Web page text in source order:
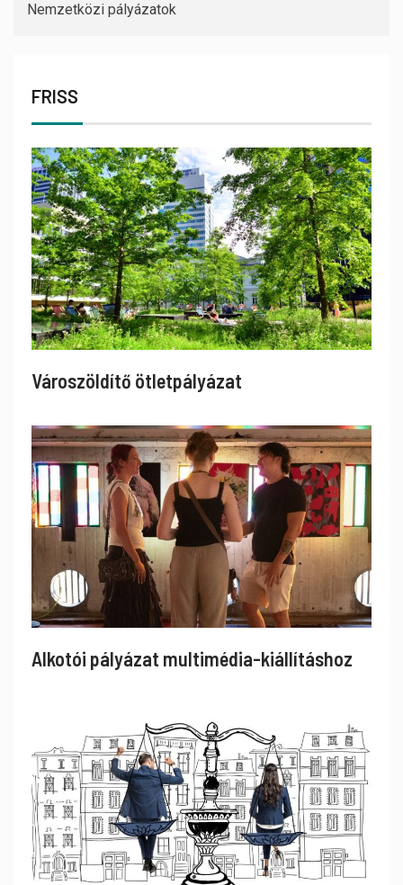
Nemzetközi pályázatok
FRISS
Városzöldítő ötletpályázat
Alkotói pályázat multimédia-kiállításhoz